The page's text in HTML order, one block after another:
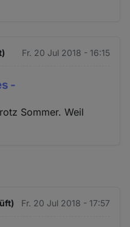
Fr. 20 Jul 2018 - 16:15
-
Sommer. Weil
Fr. 20 Jul 2018 - 17:57